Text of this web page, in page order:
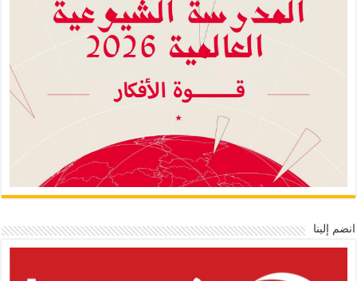
انضم إلينا